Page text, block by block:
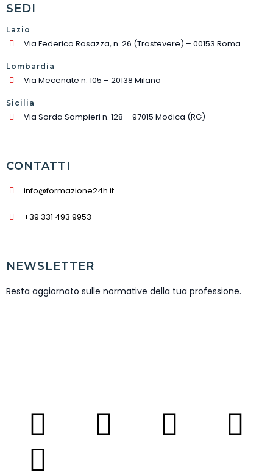
SEDI
Lazio
Via Federico Rosazza, n. 26 (Trastevere) – 00153 Roma
Lombardia
Via Mecenate n. 105 – 20138 Milano
Sicilia
Via Sorda Sampieri n. 128 – 97015 Modica (RG)
CONTATTI
info@formazione24h.it
+39 331 493 9953
NEWSLETTER
Resta aggiornato sulle normative della tua professione.